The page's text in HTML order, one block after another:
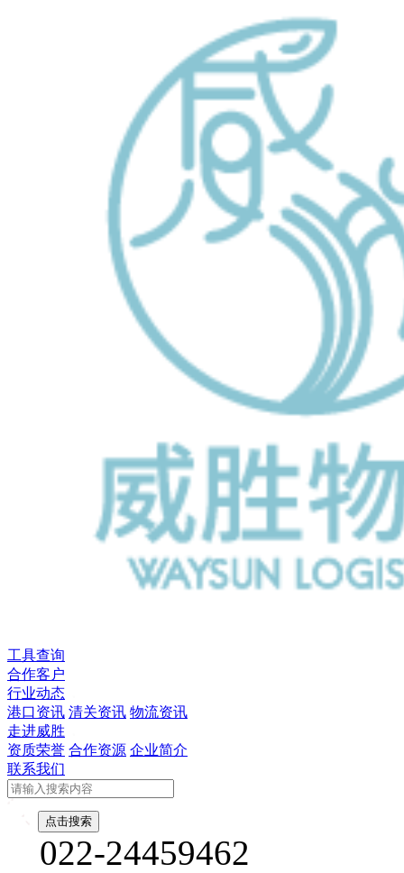
工具查询
合作客户
行业动态
港口资讯 清关资讯 物流资讯
走进威胜
资质荣誉 合作资源 企业简介
联系我们
022-24459462